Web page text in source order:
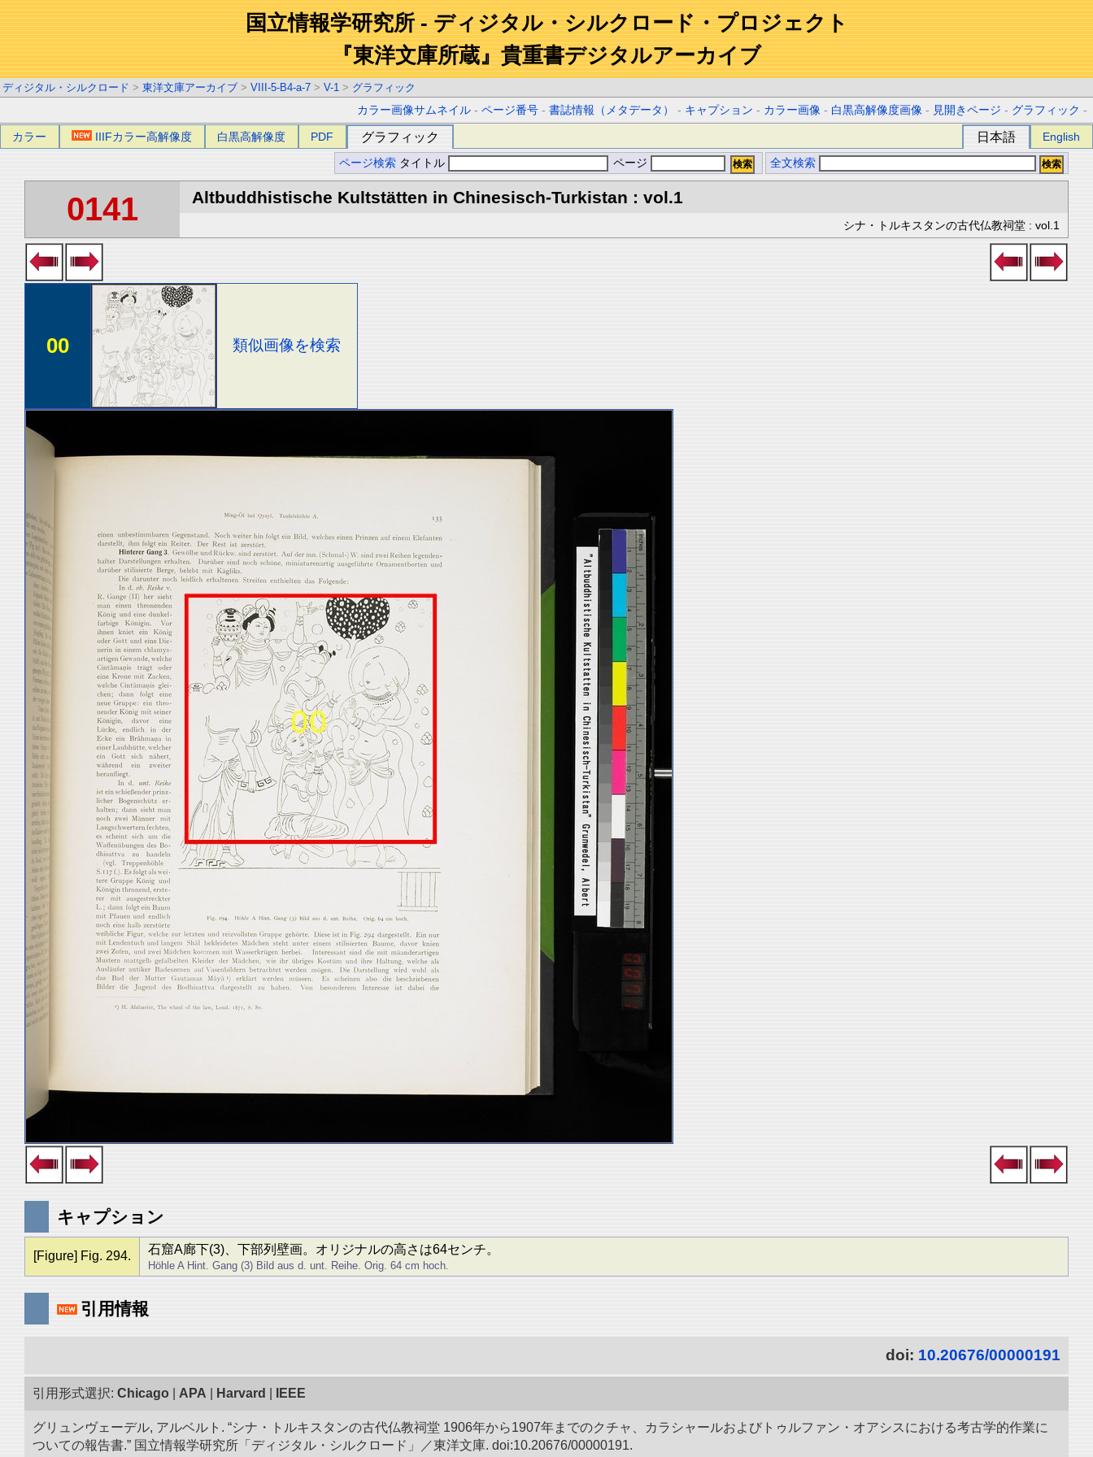
国立情報学研究所 - ディジタル・シルクロード・プロジェクト
『東洋文庫所蔵』貴重書デジタルアーカイブ
ディジタル・シルクロード > 東洋文庫アーカイブ > VIII-5-B4-a-7 > V-1 > グラフィック
カラー画像サムネイル -ページ番号 -書誌情報（メタデータ） - キャプション - カラー画像 - 白黒高解像度画像 - 見開きページ - グラフィック -
カラー IIIFカラー高解像度 白黒高解像度 PDF グラフィック 日本語 English
ページ検索 タイトル ページ 全文検索
0141 Altbuddhistische Kultstätten in Chinesisch-Turkistan : vol.1
シナ・トルキスタンの古代仏教祠堂 : vol.1
00 類似画像を検索
キャプション
[Figure] Fig. 294. 石窟A廊下(3)、下部列壁画。オリジナルの高さは64センチ。
Höhle A Hint. Gang (3) Bild aus d. unt. Reihe. Orig. 64 cm hoch.
引用情報
doi: 10.20676/00000191
引用形式選択: Chicago APA Harvard IEEE
グリュンヴェーデル, アルベルト. “シナ・トルキスタンの古代仏教祠堂 1906年から1907年までのクチャ、カラシャールおよびトゥルファン・オアシスにおける考古学的作業に
ついての報告書.” 国立情報学研究所「ディジタル・シルクロード」／東洋文庫. doi:10.20676/00000191.